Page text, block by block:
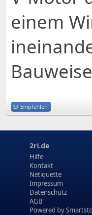
einem
Empfehlen
2ri.de
Hilfe
Kontakt
Netiquette
Impressum
Datenschutz
AGB
Powered by